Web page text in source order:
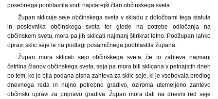
posebnega pooblastila vodi najstarejši član občinskega sveta.
Župan sklicuje seje občinskega sveta v skladu z določbami tega statuta
in poslovnika občinskega sveta ter glede na potrebe odločanja na
občinskem svetu, mora pa jih sklicati najmanj štirikrat letno. Podžupan lahko
opravi sklic seje le na podlagi posamičnega pooblastila župana.
Župan mora sklicati sejo občinskega sveta, če to zahteva najmanj
četrtina članov občinskega sveta, seja pa mora biti sklicana v petnajstih dneh
po tem, ko je bila podana pisna zahteva za sklic seje, ki je vsebovala predlog
dnevnega reda in nujno potrebno gradivo, oziroma utemeljeno zahtevo
občinski upravi za pripravo gradiva. Župan mora dati na dnevni red seje